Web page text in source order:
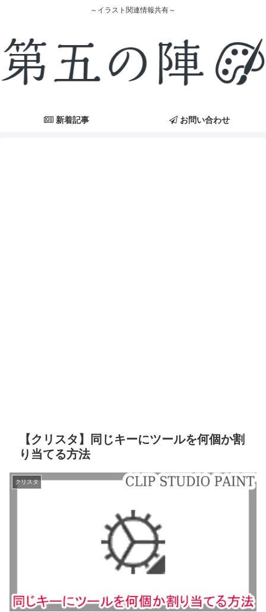
～イラスト関連情報共有～
新着記事 お問い合わせ
【クリスタ】同じキーにツールを何個か割
り当てる方法
クリスタ